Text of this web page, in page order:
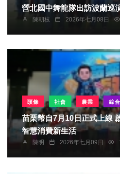
營北國中舞龍隊出訪波蘭巡
陳朝枝 2026年七月08日
頭條 社會 農業 綜
苗栗幣自7月10日正式上線
智慧消費新生活
陳明 2026年七月09日